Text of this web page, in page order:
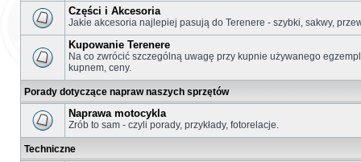
Części i Akcesoria
Jakie akcesoria najlepiej pasują do Terenere - szybki, sakwy,
Kupowanie Terenere
Na co zwrócić szczególną uwagę przy kupnie używanego
kupnem, ceny.
Porady dotyczące napraw naszych sprzętów
Naprawa motocykla
Zrób to sam - czyli porady, przykłady, fotorelacje.
Techniczne